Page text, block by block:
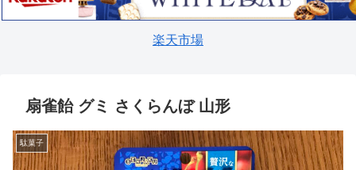
楽天市場
扇雀飴 グミ さくらんぼ 山形
駄菓子